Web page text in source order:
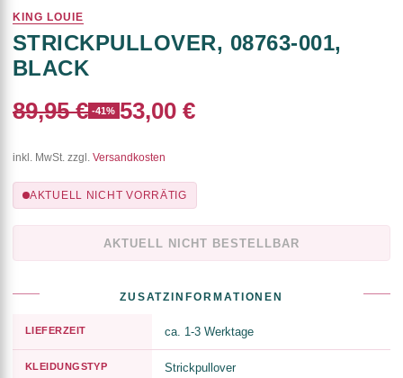
KING LOUIE
STRICKPULLOVER, 08763-001,
BLACK
89,95 € -41% 53,00 €
inkl. MwSt. zzgl. Versandkosten
AKTUELL NICHT VORRÄTIG
AKTUELL NICHT BESTELLBAR
ZUSATZINFORMATIONEN
LIEFERZEIT ca. 1-3 Werktage
KLEIDUNGSTYP Strickpullover